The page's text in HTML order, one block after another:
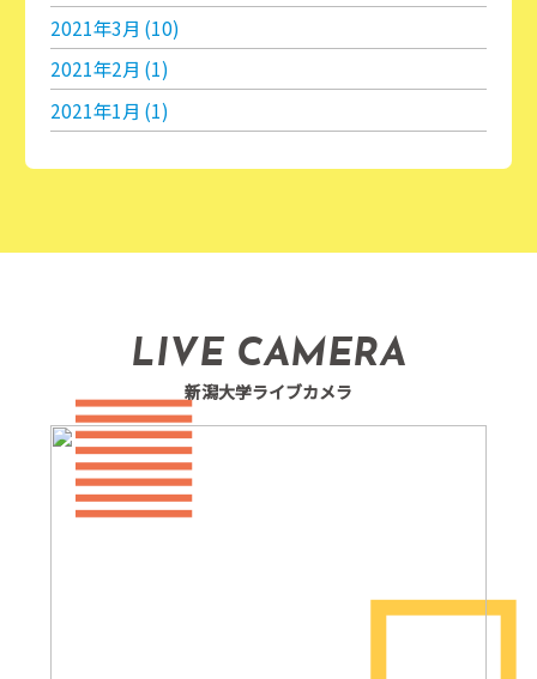
2021年3月 (10)
2021年2月 (1)
2021年1月 (1)
LIVE CAMERA
新潟大学ライブカメラ